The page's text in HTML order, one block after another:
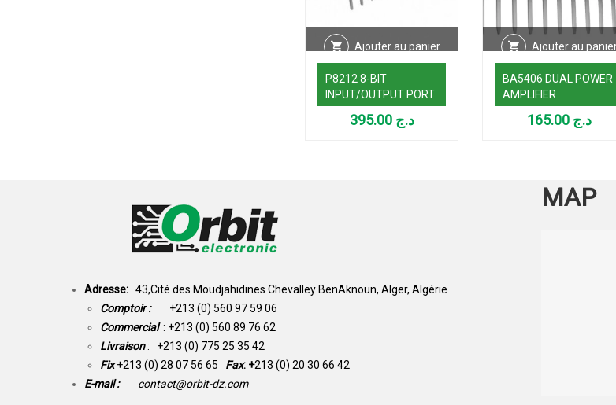
Ajouter au panier
P8212 8-BIT
INPUT/OUTPUT PORT
د.ج 395.00
Ajouter au
BA5406 DUAL POWER
AMPLIFIER
د.ج 165.00
Adresse: 43,Cité des Moudjahidines Chevalley BenAknoun, Alger, Algérie
Comptoir : +213 (0) 560 97 59 06
Commercial : +213 (0) 560 89 76 62
Livraison: +213 (0) 775 25 35 42
Fix +213 (0) 28 07 56 65 Fax: +213 (0) 20 30 66 42
E-mail :
contact@orbit-dz.com
MAP